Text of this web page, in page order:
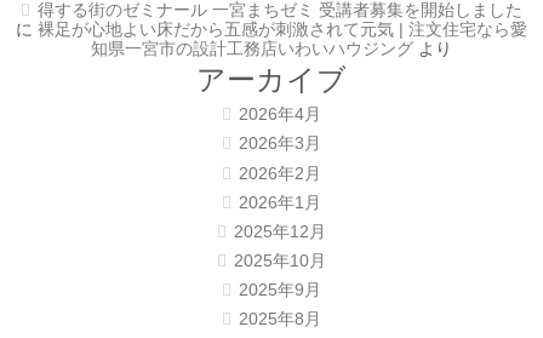
得する街のゼミナール 一宮まちゼミ 受講者募集を開始しました
に 裸足が心地よい床だから五感が刺激されて元気 | 注文住宅なら愛
知県一宮市の設計工務店いわいハウジング より
アーカイブ
2026年4月
2026年3月
2026年2月
2026年1月
2025年12月
2025年10月
2025年9月
2025年8月